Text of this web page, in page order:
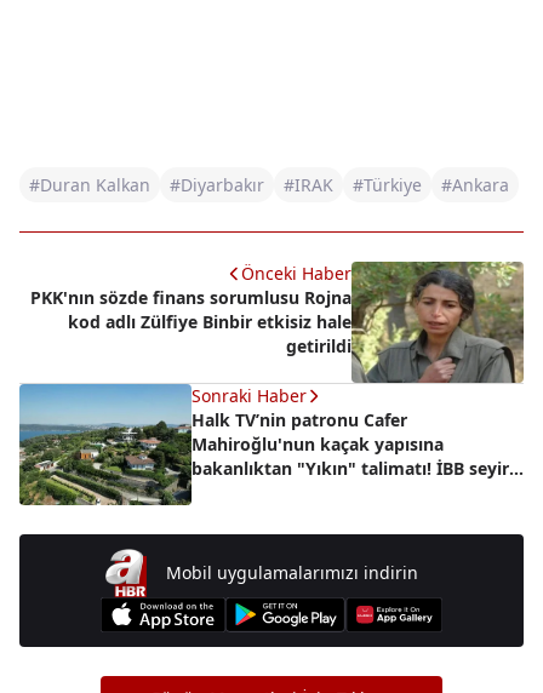
#Duran Kalkan #Diyarbakır #IRAK #Türkiye #Ankara
Önceki Haber
PKK'nın sözde finans sorumlusu Rojna
kod adlı Zülfiye Binbir etkisiz hale
getirildi
Sonraki Haber
Halk TV’nin patronu Cafer
Mahiroğlu'nun kaçak yapısına
bakanlıktan "Yıkın" talimatı! İBB seyirci
Mobil uygulamalarımızı indirin